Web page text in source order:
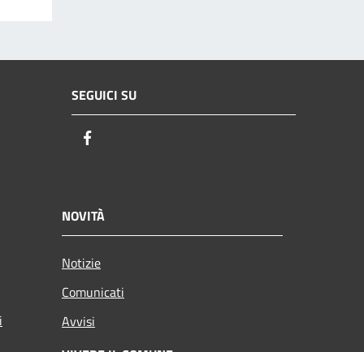
SEGUICI SU
NOVITÀ
Notizie
Comunicati
Avvisi